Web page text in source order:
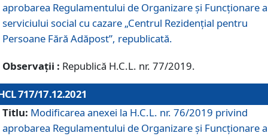
aprobarea Regulamentului de Organizare și Funcționare
serviciului social cu cazare „Centrul Rezidențial pentru
Persoane Fără Adăpost”, republicată.
Observații : Republică H.C.L. nr. 77/2019.
717/17.12.2021
Titlu: Modificarea anexei la H.C.L. nr. 76/2019 privind
aprobarea Regulamentului de Organizare şi Funcționare